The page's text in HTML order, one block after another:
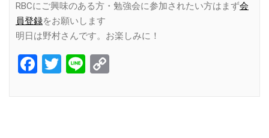
RBCにご興味のある方・勉強会に参加されたい方はまず会
員登録をお願いします
明日は野村さんです。お楽しみに！
Facebook
Twitter
Line